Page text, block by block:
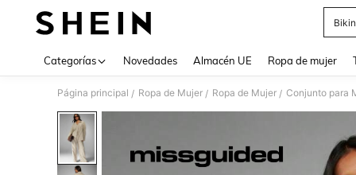
Categorías Novedades Almacén UE Ropa de mujer
Página principal / Ropa de Mujer / Ropa de Mujer / Conjunto para